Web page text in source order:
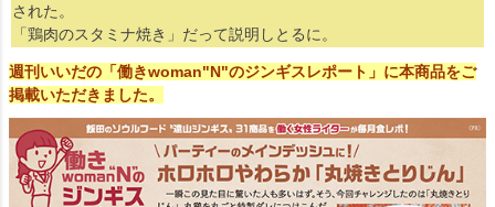
された。
「鶏肉のスタミナ焼き」だって説明しとるに。
週刊いいだの「働きwoman"N"のジンギスレポート」に本商品をご
掲載いただきました。